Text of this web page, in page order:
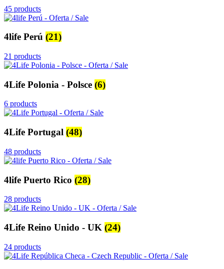
45 products
4life Perú (21)
21 products
4Life Polonia - Polsce (6)
6 products
4Life Portugal (48)
48 products
4life Puerto Rico (28)
28 products
4Life Reino Unido - UK (24)
24 products